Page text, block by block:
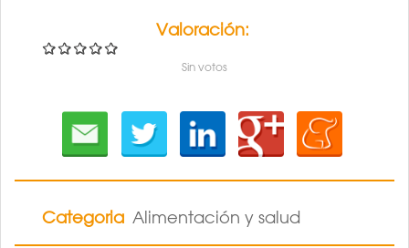
Valoración:
Sin votos
Categoria Alimentación y salud